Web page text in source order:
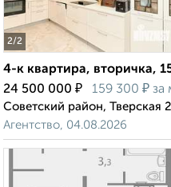
2/2
4-к квартира, вторичка,
24 500 000 ₽ 159 300 ₽ за
Советский район, Тверская
Агентство, 04.08.2026